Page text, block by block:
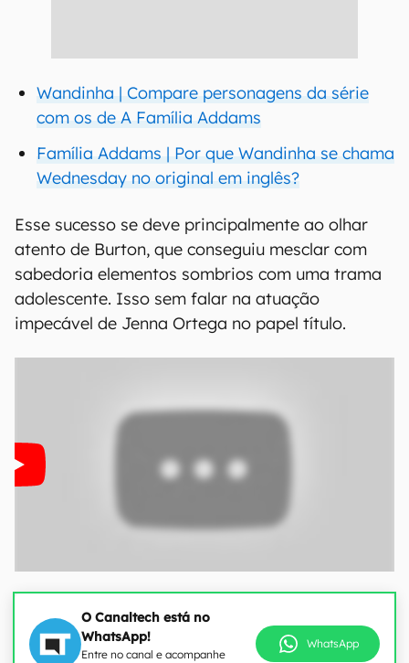
Wandinha | Compare personagens da série
com os de A Família Addams
Família Addams | Por que Wandinha se chama
Wednesday no original em inglês?
Esse sucesso se deve principalmente ao olhar
atento de Burton, que conseguiu mesclar com
sabedoria elementos sombrios com uma trama
adolescente. Isso sem falar na atuação
impecável de Jenna Ortega no papel título.
O Canaltech está no
WhatsApp!
Entre no canal e acompanhe
WhatsApp